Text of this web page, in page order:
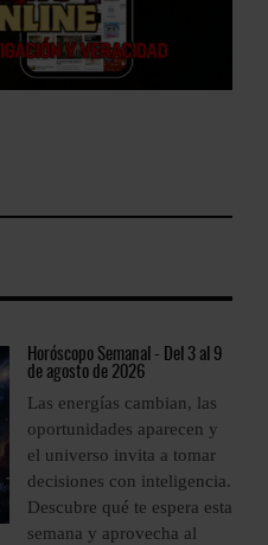
Horóscopo Semanal - Del 3 al 9
de agosto de 2026
Las energías cambian, las
oportunidades aparecen y
el universo invita a tomar
decisiones con inteligencia.
Descubre qué te espera esta
semana y aprovecha al